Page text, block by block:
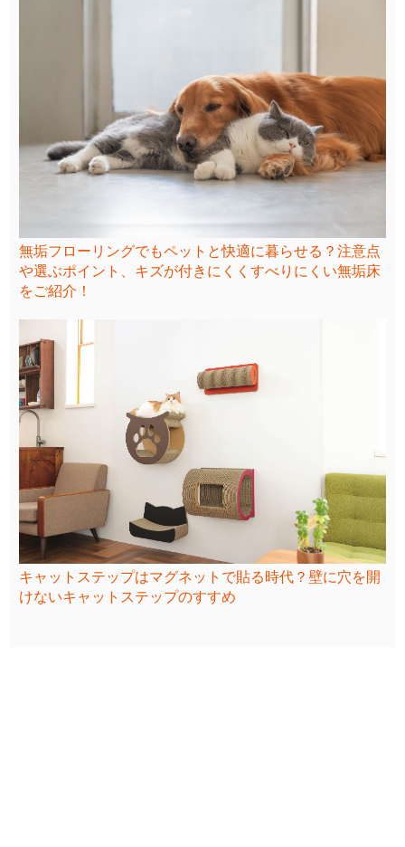
無垢フローリングでもペットと快適に暮らせる？注意点
や選ぶポイント、キズが付きにくくすべりにくい無垢床
をご紹介！
キャットステップはマグネットで貼る時代？壁に穴を開
けないキャットステップのすすめ